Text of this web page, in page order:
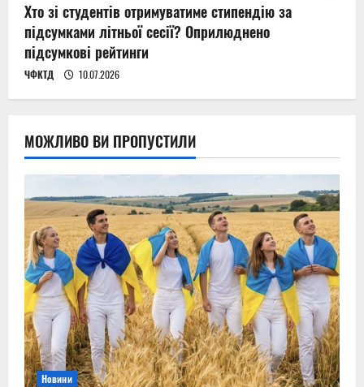
Хто зі студентів отримуватиме стипендію за
підсумками літньої сесії? Оприлюднено
підсумкові рейтинги
ЧФКТД 10.07.2026
МОЖЛИВО ВИ ПРОПУСТИЛИ
Новини